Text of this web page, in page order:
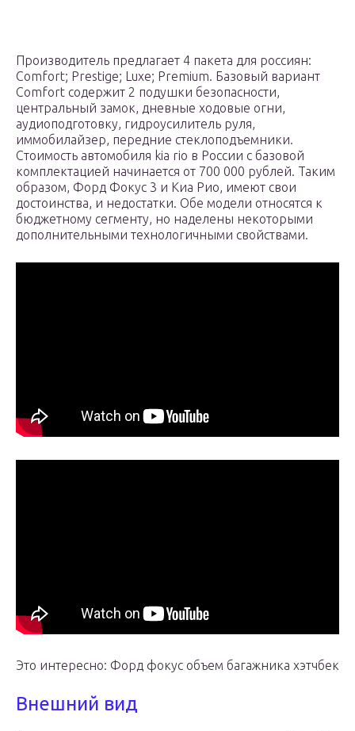
Производитель предлагает 4 пакета для россиян:
Comfort; Prestige; Luxe; Premium. Базовый вариант
Comfort содержит 2 подушки безопасности,
центральный замок, дневные ходовые огни,
аудиоподготовку, гидроусилитель руля,
иммобилайзер, передние стеклоподъемники.
Стоимость автомобиля kia rio в России с базовой
комплектацией начинается от 700 000 рублей. Таким
образом, Форд Фокус 3 и Киа Рио, имеют свои
достоинства, и недостатки. Обе модели относятся к
бюджетному сегменту, но наделены некоторыми
дополнительными технологичными свойствами.
Это интересно: Форд фокус объем багажника хэтчбек
Внешний вид